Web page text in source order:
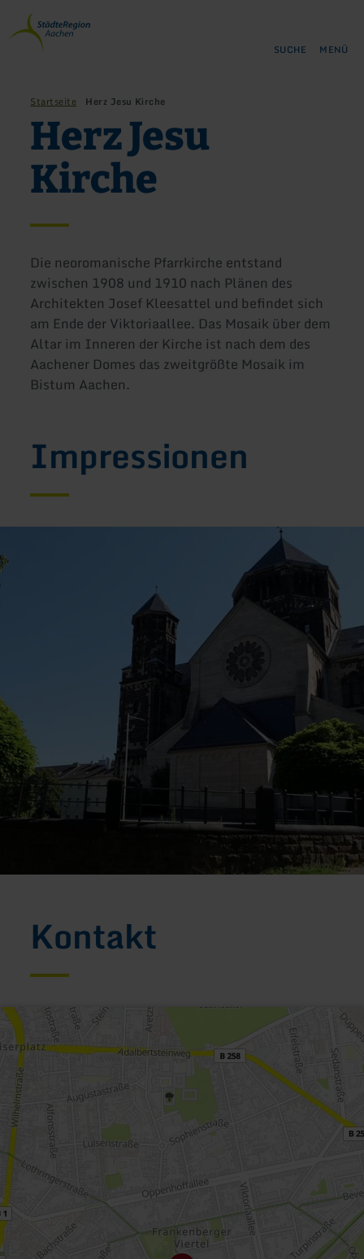
Zurück
zur
Startseite
SUCHE MENÜ
Startseite Herz Jesu Kirche
Herz Jesu
Kirche
Die neoromanische Pfarrkirche entstand
zwischen 1908 und 1910 nach Plänen des
Architekten Josef Kleesattel und befindet sich
am Ende der Viktoriaallee. Das Mosaik über dem
Altar im Inneren der Kirche ist nach dem des
Aachener Domes das zweitgrößte Mosaik im
Bistum Aachen.
Impressionen
Kontakt